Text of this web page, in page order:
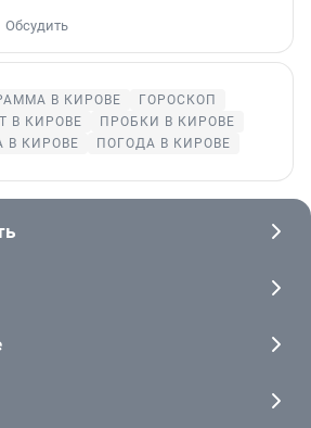
Обсудить
В КИРОВЕ
ГОРОСКОП
В КИРОВЕ
ПРОБКИ В КИРОВЕ
В КИРОВЕ
ПОГОДА В КИРОВЕ